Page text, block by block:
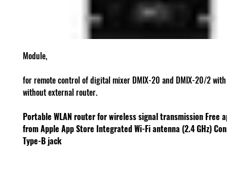
Module,
for remote control of digital mixer DMIX-20 and DMIX-20/2
without external router.
Portable WLAN router for wireless signal transmission Free
from Apple App Store Integrated Wi-Fi antenna (2.4 GHz)
Type-B jack